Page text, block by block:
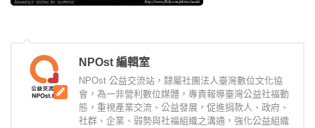
NPOst 編輯室
NPOst 公益交流站，隸屬社團法人臺灣數位文化協
會，為一非營利數位媒體，專責報導臺灣公益社福動
態，重視產業交流、公益發展，促進捐款人、政府、
社群、企業、弱勢與社福組織之溝通，強化公益組織